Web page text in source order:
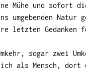
Mühe und
umgebenden
letzten Gedanken
sogar zwei
als Mensch, dort